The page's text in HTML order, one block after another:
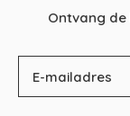
Ontvang